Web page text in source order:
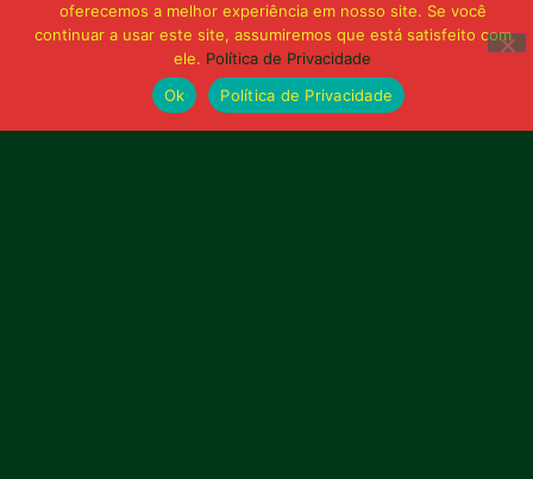
oferecemos a melhor experiência em nosso site. Se você
continuar a usar este site, assumiremos que está satisfeito com
ele. Política de Privacidade
Ok
Política de Privacidade